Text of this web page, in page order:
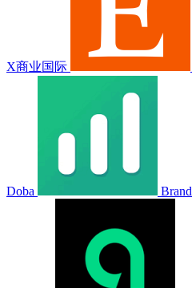
X商业国际
Doba